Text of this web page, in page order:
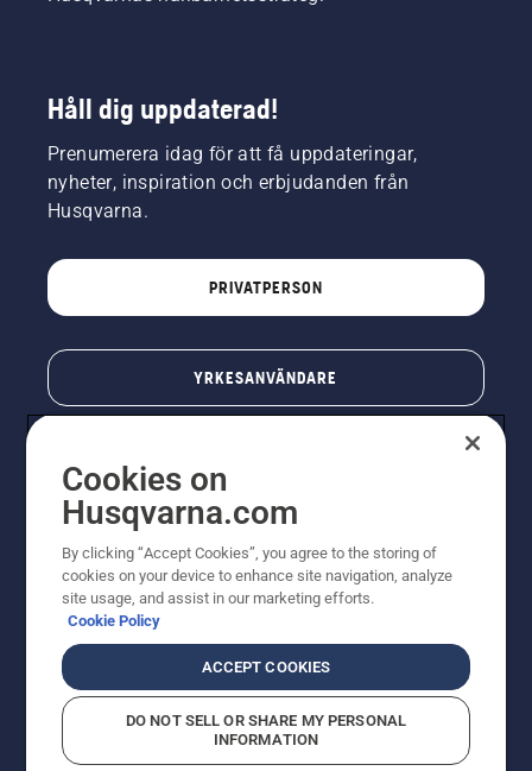
Håll dig uppdaterad!
Prenumerera idag för att få uppdateringar,
nyheter, inspiration och erbjudanden från
Husqvarna.
PRIVATPERSON
YRKESANVÄNDARE
© Husqvarna AB (publ). All rights reserved. Priserna
som visas är rekommenderade cirkapriser. Alla angivna
priser är rekommenderade försäljningspriser (inkl.
moms) om inte produkten är tillgänglig för direkt köp.
CookiepolicyAnvändningsvillkor Sekretessmeddelande
Rapportera misstänkta överträdelser
Cookies on
Husqvarna.com
By clicking “Accept Cookies”, you agree to the storing of
cookies on your device to enhance site navigation, analyze
site usage, and assist in our marketing efforts.
Cookie Policy
ACCEPT COOKIES
DO NOT SELL OR SHARE MY PERSONAL
INFORMATION